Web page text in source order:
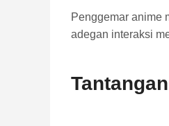
Penggemar anime
adegan interaksi